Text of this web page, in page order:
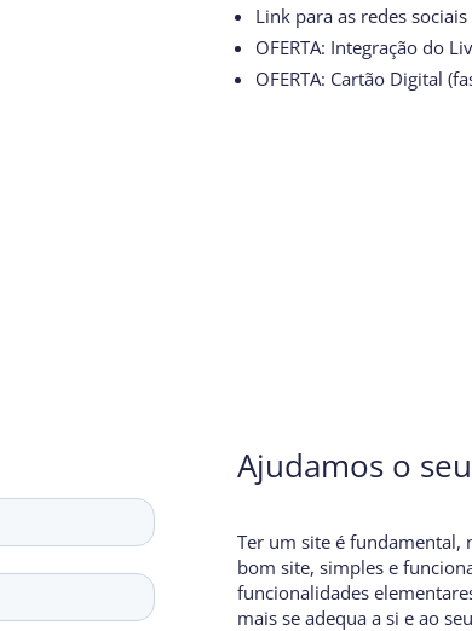
Link para as redes sociais
OFERTA: Integração do
OFERTA: Cartão Digital
Ajudamos o
Ter um site é fundamental,
bom site, simples e
funcionalidades
mais se adequa a si e ao